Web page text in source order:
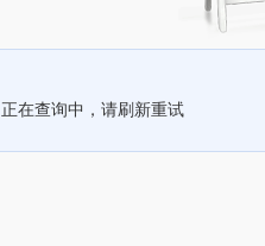
正在查询中，请刷新重试